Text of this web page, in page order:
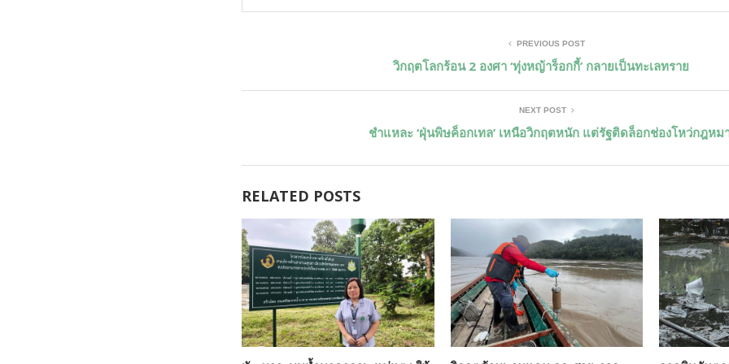
PREVIOUS POST
วิกฤตโลกร้อน 2 องศา ‘ทุ่งหญ้าร็อกกี้’ กลายเป็นทะเลทราย
NEXT POST
ชำแหละ ‘ฝุ่นพิษค็อกเทล’ เหนือวิกฤตหนัก แต่รัฐติดล็อกช่องโหว่กฎหม
RELATED POSTS